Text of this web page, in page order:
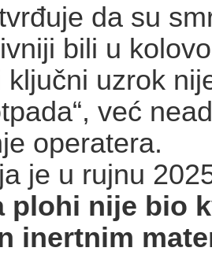
da su
bili u
ključni uzrok
već
operatera.
je u rujnu
plohi nije bio
inertnim